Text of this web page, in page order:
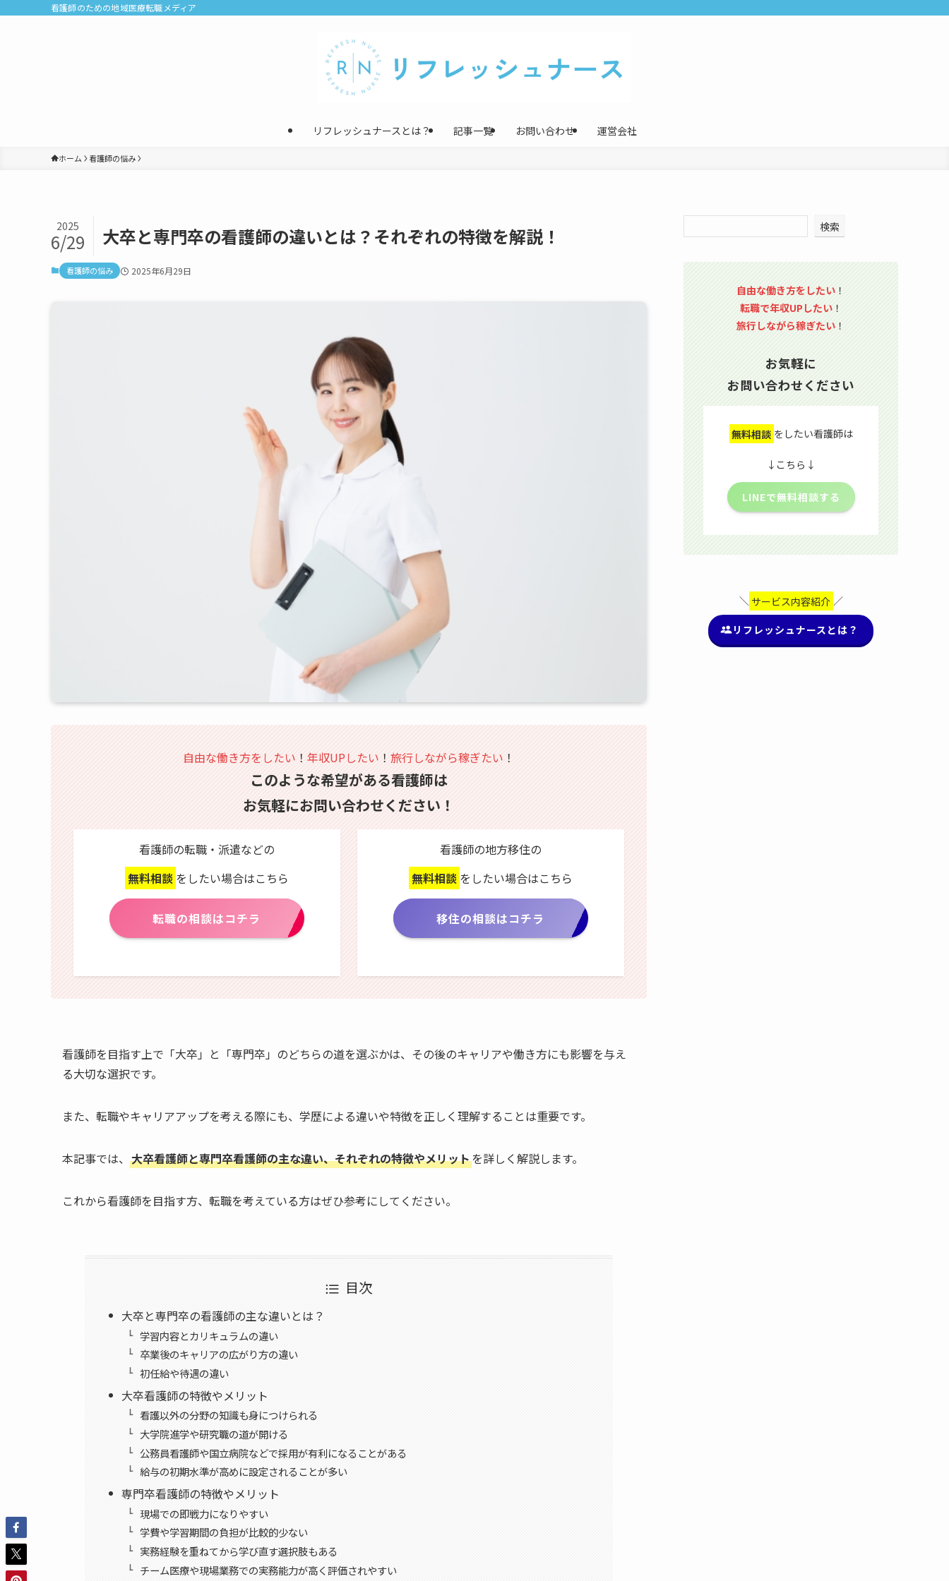
看護師のための地域医療転職メディア
リフレッシュナースとは？ 記事一覧 お問い合わせ 運営会社
ホーム 看護師の悩み
大卒と専門卒の看護師の違いとは？それぞれの特徴を解説！
2025
6/29
看護師の悩み 2025年6月29日
自由な働き方をしたい ！ 年収UPしたい ！ 旅行しながら稼ぎたい ！
このような希望がある看護師は
お気軽にお問い合わせください！
看護師の転職・派遣などの
無料相談 をしたい場合はこちら
転職の相談はコチラ
看護師の地方移住の
無料相談 をしたい場合はこちら
移住の相談はコチラ
看護師を目指す上で「大卒」と「専門卒」のどちらの道を選ぶかは、その後のキャリアや働き方にも影響を与え
る大切な選択です。
また、転職やキャリアアップを考える際にも、学歴による違いや特徴を正しく理解することは重要です。
本記事では、 大卒看護師と専門卒看護師の主な違い、それぞれの特徴やメリットを詳しく解説します。
これから看護師を目指す方、転職を考えている方はぜひ参考にしてください。
目次
大卒と専門卒の看護師の主な違いとは？
学習内容とカリキュラムの違い
卒業後のキャリアの広がり方の違い
初任給や待遇の違い
大卒看護師の特徴やメリット
看護以外の分野の知識も身につけられる
大学院進学や研究職の道が開ける
公務員看護師や国立病院などで採用が有利になることがある
給与の初期水準が高めに設定されることが多い
専門卒看護師の特徴やメリット
現場での即戦力になりやすい
学費や学習期間の負担が比較的少ない
実務経験を重ねてから学び直す選択肢もある
チーム医療や現場業務での実務能力が高く評価されやすい
検索
自由な働き方をしたい ！
転職で年収UPしたい！
旅行しながら稼ぎたい ！
お気軽に
お問い合わせください
無料相談 をしたい看護師は
↓こちら↓
LINEで無料相談する
＼ サービス内容紹介 ／
リフレッシュナースとは？